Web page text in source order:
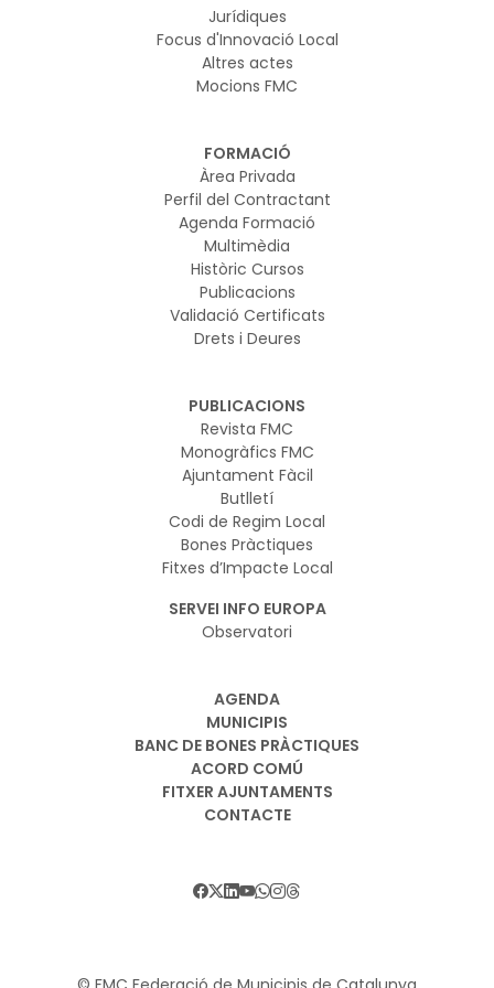
Jurídiques
Focus d'Innovació Local
Altres actes
Mocions FMC
FORMACIÓ
Àrea Privada
Perfil del Contractant
Agenda Formació
Multimèdia
Històric Cursos
Publicacions
Validació Certificats
Drets i Deures
PUBLICACIONS
Revista FMC
Monogràfics FMC
Ajuntament Fàcil
Butlletí
Codi de Regim Local
Bones Pràctiques
Fitxes d’Impacte Local
SERVEI INFO EUROPA
Observatori
AGENDA
MUNICIPIS
BANC DE BONES PRÀCTIQUES
ACORD COMÚ
FITXER AJUNTAMENTS
CONTACTE